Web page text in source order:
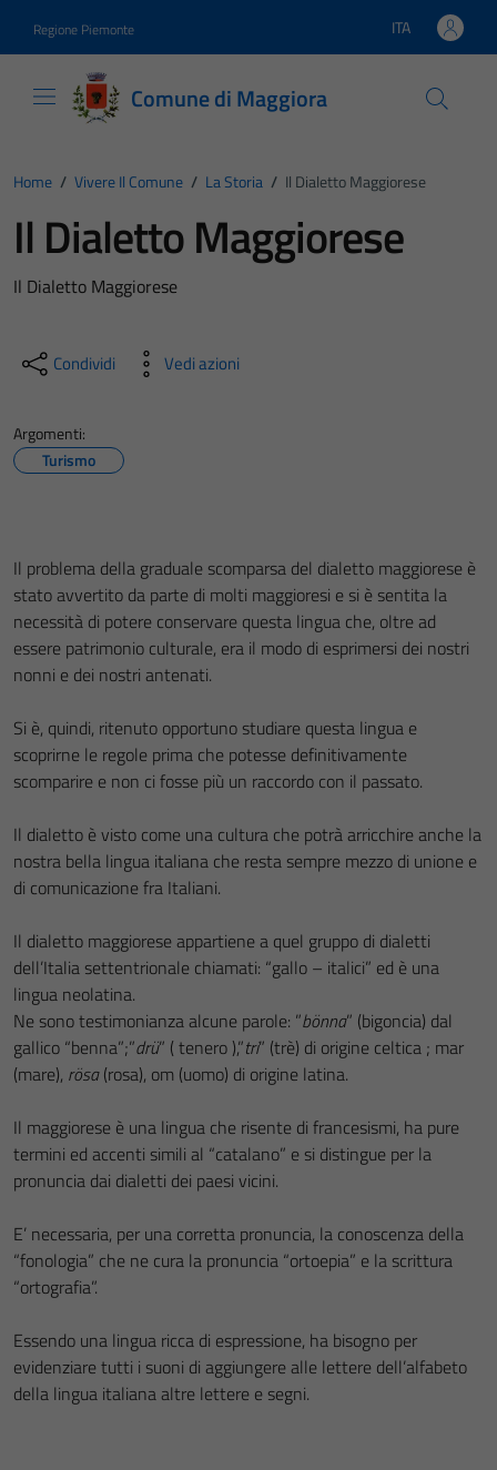
Regione Piemonte Lingua attiva:
ITA
Comune di Maggiora
Home / Vivere Il Comune / La Storia / Il Dialetto Maggiorese
Il Dialetto Maggiorese
Il Dialetto Maggiorese
Condividi Vedi azioni
Argomenti:
Turismo
Il problema della graduale scomparsa del dialetto maggiorese è
stato avvertito da parte di molti maggioresi e si è sentita la
necessità di potere conservare questa lingua che, oltre ad
essere patrimonio culturale, era il modo di esprimersi dei nostri
nonni e dei nostri antenati.
Si è, quindi, ritenuto opportuno studiare questa lingua e
scoprirne le regole prima che potesse definitivamente
scomparire e non ci fosse più un raccordo con il passato.
Il dialetto è visto come una cultura che potrà arricchire anche la
nostra bella lingua italiana che resta sempre mezzo di unione e
di comunicazione fra Italiani.
Il dialetto maggiorese appartiene a quel gruppo di dialetti
dell’Italia settentrionale chiamati: “gallo – italici” ed è una
lingua neolatina.
Ne sono testimonianza alcune parole: ”bönna” (bigoncia) dal
gallico “benna”;”drü” ( tenero ),”tri” (trè) di origine celtica ; mar
(mare), rösa(rosa), om (uomo) di origine latina.
Il maggiorese è una lingua che risente di francesismi, ha pure
termini ed accenti simili al “catalano” e si distingue per la
pronuncia dai dialetti dei paesi vicini.
E’ necessaria, per una corretta pronuncia, la conoscenza della
“fonologia” che ne cura la pronuncia “ortoepia” e la scrittura
“ortografia”.
Essendo una lingua ricca di espressione, ha bisogno per
evidenziare tutti i suoni di aggiungere alle lettere dell’alfabeto
della lingua italiana altre lettere e segni.